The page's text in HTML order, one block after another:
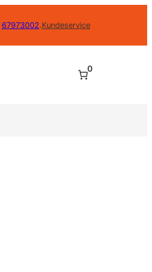
67973002.Kundeservice
0